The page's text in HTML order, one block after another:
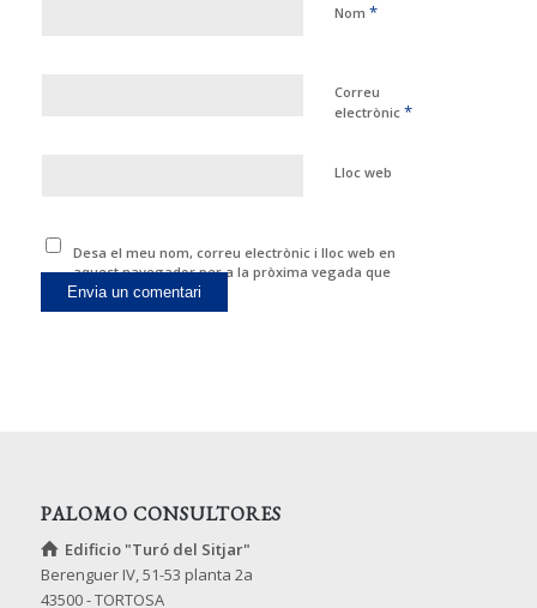
Nom *
Correu
electrònic *
Lloc web
Desa el meu nom, correu electrònic i lloc web en
aquest navegador per a la pròxima vegada que
comenti.
PALOMO CONSULTORES
Edificio "Turó del Sitjar"
Berenguer IV, 51-53 planta 2a
43500 - TORTOSA